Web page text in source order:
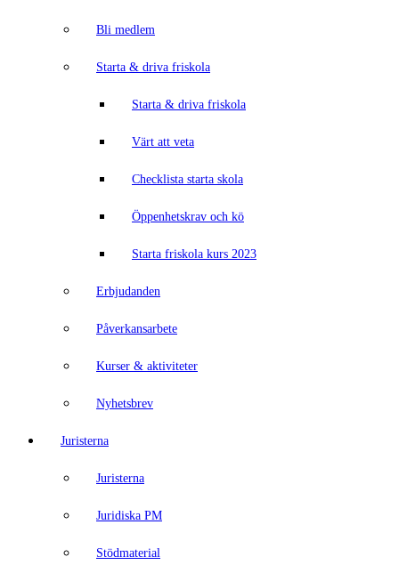
Bli medlem
Starta & driva friskola
Starta & driva friskola
Värt att veta
Checklista starta skola
Öppenhetskrav och kö
Starta friskola kurs 2023
Erbjudanden
Påverkansarbete
Kurser & aktiviteter
Nyhetsbrev
Juristerna
Juristerna
Juridiska PM
Stödmaterial